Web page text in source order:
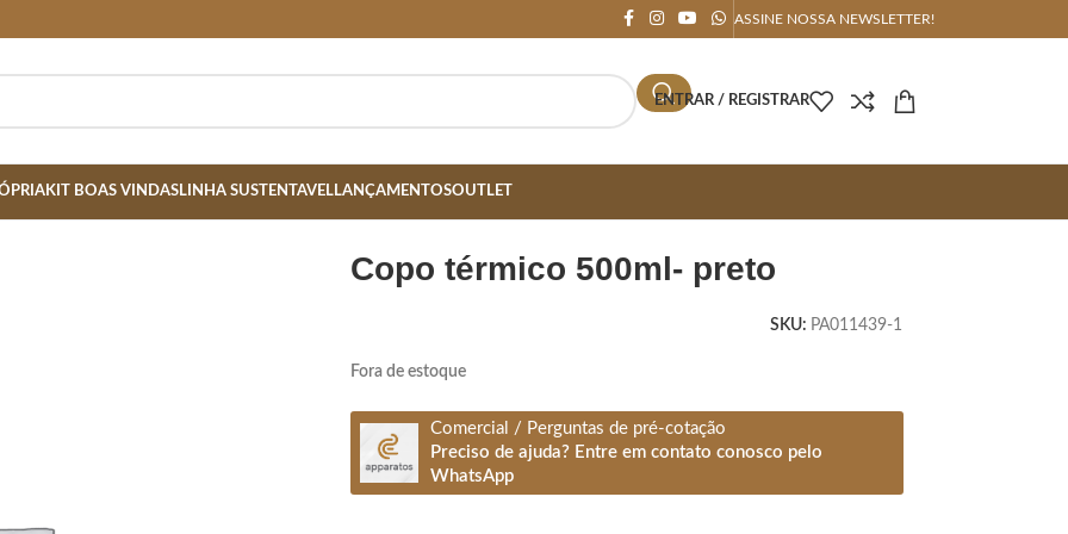
ASSINE NOSSA NEWSLETTER!
ENTRAR / REGISTRAR
KIT BOAS VINDASLINHA SUSTENTAVELLANÇAMENTOSOUTLET
copo térmico 500ml- preto
SKU: PA011439-1
Fora de estoque
Comercial / Perguntas de pré-cotação
Preciso de ajuda? Entre em contato conosco pelo
WhatsApp